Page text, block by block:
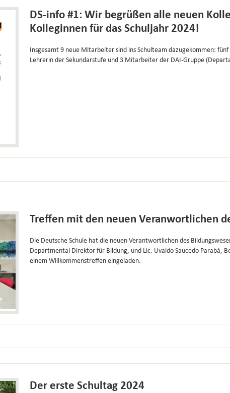
DS-info #1: Wir begrüßen alle neuen
Kolleginnen für das Schuljahr 2024!
Insgesamt 9 neue Mitarbeiter sind ins Schulteam dazugekommen:
Lehrerin der Sekundarstufe und 3 Mitarbeiter der DAI-Gruppe
Treffen mit den neuen Veranwortlichen
Die Deutsche Schule hat die neuen Verantwortlichen des
Departmental Direktor für Bildung, und Lic. Uvaldo Saucedo Parabá,
einem Willkommenstreffen eingeladen.
Der erste Schultag 2024